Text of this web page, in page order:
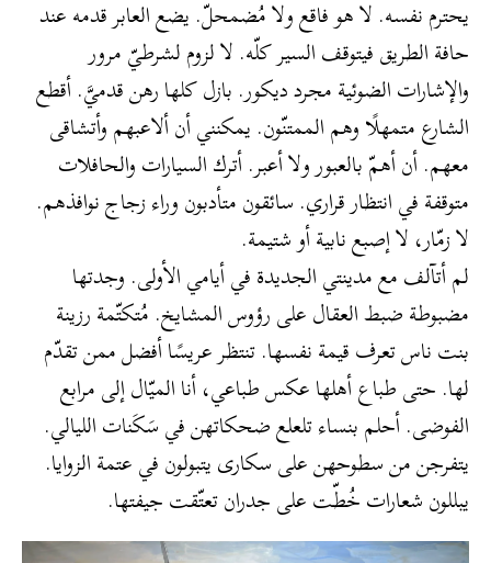
يحترم نفسه. لا هو فاقع ولا مُضمحلّ. يضع العابر قدمه عند
حافة الطريق فيتوقف السير كلّه. لا لزوم لشرطيّ مرور
والإشارات الضوئية مجرد ديكور. بازل كلها رهن قدميَّ. أقطع
الشارع متمهلًا وهم الممتنّون. يمكنني أن ألاعبهم وأتشاقى
معهم. أن أهمّ بالعبور ولا أعبر. أترك السيارات والحافلات
متوقفة في انتظار قراري. سائقون متأدبون وراء زجاج نوافذهم.
لا زمّار، لا إصبع نابية أو شتيمة.
لم أتآلف مع مدينتي الجديدة في أيامي الأولى. وجدتها
مضبوطة ضبط العقال على رؤوس المشايخ. مُتكتّمة رزينة
بنت ناس تعرف قيمة نفسها. تنتظر عريسًا أفضل ممن تقدّم
لها. حتى طباع أهلها عكس طباعي، أنا الميّال إلى مرابع
الفوضى. أحلم بنساء تلعلع ضحكاتهن في سَكَنات الليالي.
يتفرجن من سطوحهن على سكارى يتبولون في عتمة الزوايا.
يبللون شعارات خُطّت على جدران تعتّقت جيفتها.